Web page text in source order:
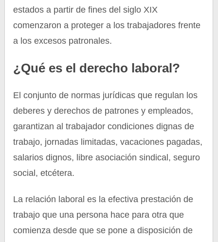
estados a partir de fines del siglo XIX
comenzaron a proteger a los trabajadores frente
a los excesos patronales.
¿Qué es el derecho laboral?
El conjunto de normas jurídicas que regulan los
deberes y derechos de patrones y empleados,
garantizan al trabajador condiciones dignas de
trabajo, jornadas limitadas, vacaciones pagadas,
salarios dignos, libre asociación sindical, seguro
social, etcétera.
La relación laboral es la efectiva prestación de
trabajo que una persona hace para otra que
comienza desde que se pone a disposición de